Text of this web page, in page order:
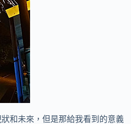
和未來，但是那給我看到的意義